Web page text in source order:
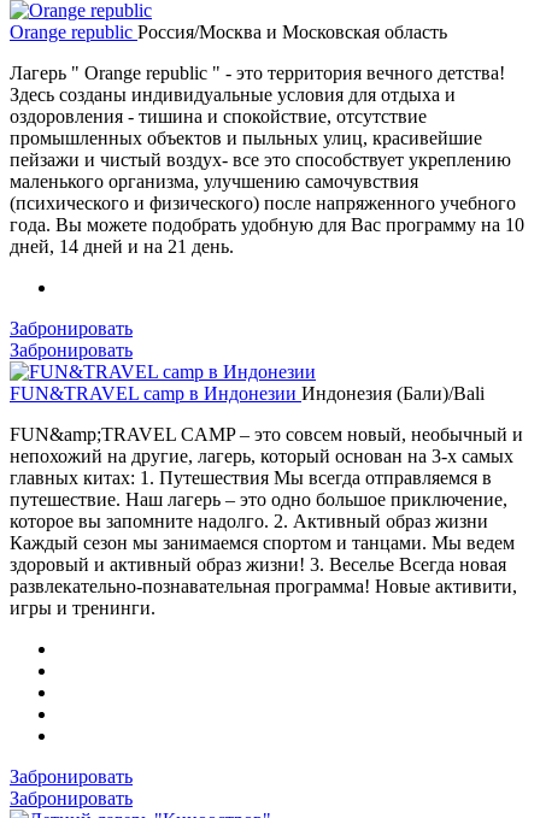
Orange republic Россия/Москва и Московская область
Лагерь " Orange republic " - это территория вечного детства!
Здесь созданы индивидуальные условия для отдыха и
оздоровления - тишина и спокойствие, отсутствие
промышленных объектов и пыльных улиц, красивейшие
пейзажи и чистый воздух- все это способствует укреплению
маленького организма, улучшению самочувствия
(психического и физического) после напряженного учебного
года. Вы можете подобрать удобную для Вас программу на 10
дней, 14 дней и на 21 день.
Забронировать
Забронировать
FUN&TRAVEL camp в Индонезии Индонезия (Бали)/Bali
FUN&amp;TRAVEL CAMP – это совсем новый, необычный и
непохожий на другие, лагерь, который основан на 3-х самых
главных китах: 1. Путешествия Мы всегда отправляемся в
путешествие. Наш лагерь – это одно большое приключение,
которое вы запомните надолго. 2. Активный образ жизни
Каждый сезон мы занимаемся спортом и танцами. Мы ведем
здоровый и активный образ жизни! 3. Веселье Всегда новая
развлекательно-познавательная программа! Новые активити,
игры и тренинги.
Забронировать
Забронировать